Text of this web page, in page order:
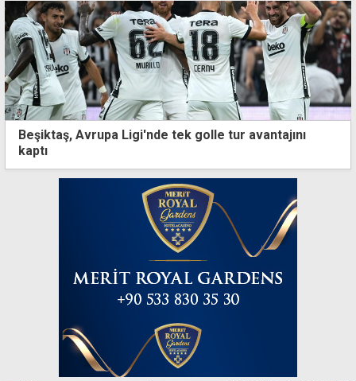
Beşiktaş, Avrupa Ligi'nde tek golle tur avantajını
kaptı